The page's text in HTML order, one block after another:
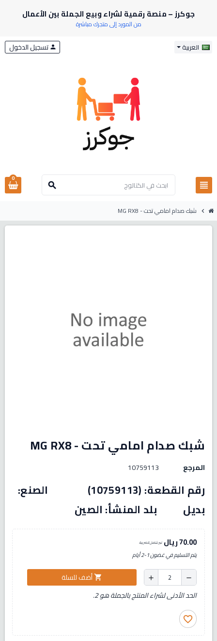
جوكرز – منصة رقمية لشراء وبيع الجملة بين الأعمال
من المورد إلى متجرك مباشرة
العربية
view_headline
search
person تسجيل الدخول
0
chevron_right شبك صدام امامي تحت - MG RX8
شبك صدام امامي تحت - MG RX8
المرجع 10759113
رقم القطعة: (10759113) الصنع:
بديل بلد المنشأ: الصين
70.00 ريال غير شامل للضريبة
يتم التسليم في غضون 1-2 أيام
remove
add
shopping_cartأضف للسلة
الحد الأدنى لشراء المنتج بالجملة هو 2.
favorite_border